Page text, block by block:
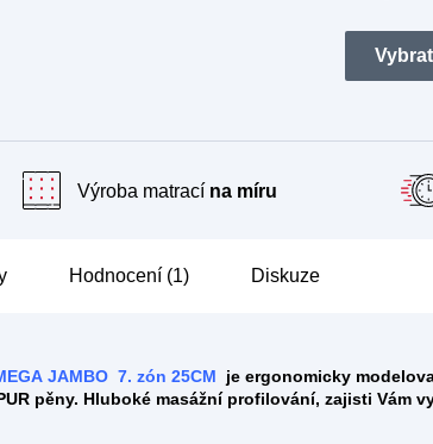
M
A
Výroba matrací na míru
Hodnocení (1) Diskuze
JAMBO 7. zón 25CM je ergonomicky
pěny. Hluboké masážní profilování, zajisti Vám